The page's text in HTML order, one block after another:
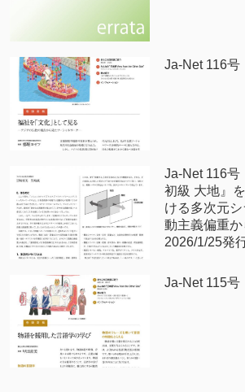
Ja-Net 116
Ja-Net 116
初級 大地』
ける多次元
動主義偏重
2026/1/25発
Ja-Net 115